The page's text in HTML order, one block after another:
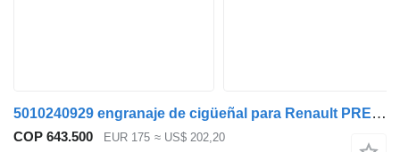
5010240929 engranaje de cigüeñal para Renault PREMIUM 420 camión
COP 643.500 EUR 175 ≈ US$ 202,20